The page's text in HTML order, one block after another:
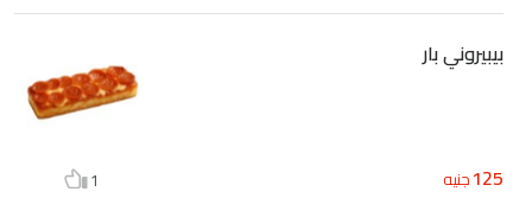
بيبيروني بار
125جنيه 1